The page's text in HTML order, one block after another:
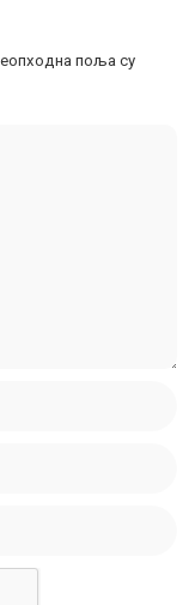
поља су